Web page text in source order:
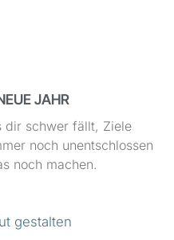
JAHR
dir schwer fällt, Ziele
noch unentschlossen
noch machen.